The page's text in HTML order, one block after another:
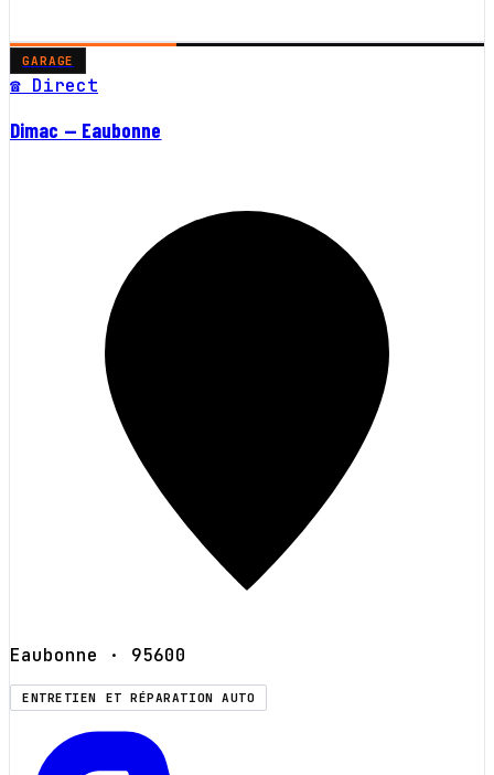
GARAGE
☎ Direct
Dimac — Eaubonne
Eaubonne · 95600
ENTRETIEN ET RÉPARATION AUTO